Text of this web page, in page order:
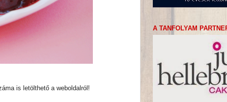
is letölthető a weboldalról!
A TANFOLYAM